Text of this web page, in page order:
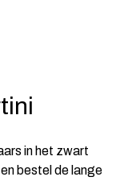
in het zwart
bestel de lange